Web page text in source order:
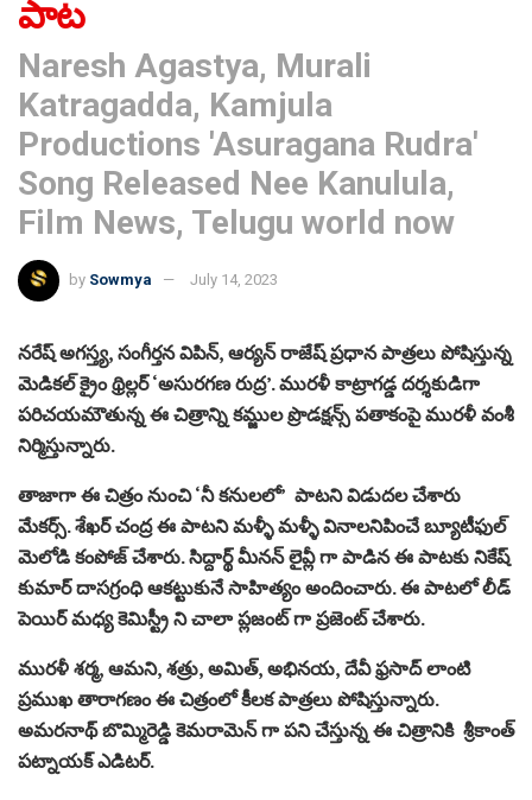
పాట
Naresh Agastya, Murali
Katragadda, Kamjula
Productions 'Asuragana Rudra'
Song Released Nee Kanulula,
Film News, Telugu world now
by Sowmya July 14, 2023
నరేష్‌ అగస్త్య, సంగీర్తన విపిన్‌, ఆర్యన్‌ రాజేష్‌ ప్రధాన పాత్రలు పోషిస్తున్న
మెడిక‌ల్ క్రైం థ్రిల్లర్ ‘అసురగణ రుద్ర’. మురళీ కాట్రాగడ్డ దర్శకుడిగా
పరిచయమౌతున్న ఈ చిత్రాన్ని కమ్జుల ప్రొడక్షన్స్‌ పతాకంపై మురళీ వంశీ
నిర్మిస్తున్నారు.
తాజాగా ఈ చిత్రం నుంచి ‘నీ కనులలో’ పాటని విడుదల చేశారు
మేకర్స్. శేఖర్ చంద్ర ఈ పాటని మళ్ళీ మళ్ళీ వినాలనిపించే బ్యూటీఫుల్
మెలోడి కంపోజ్ చేశారు. సిద్దార్థ్ మీనన్ లైవ్లీ గా పాడిన ఈ పాటకు నికేష్
కుమార్ దాసగ్రంధి ఆకట్టుకునే సాహిత్యం అందించారు. ఈ పాటలో లీడ్
పెయిర్ మధ్య కెమిస్ట్రీ ని చాలా ప్లజంట్ గా ప్రజెంట్ చేశారు.
మురళీ శ‌ర్మ, ఆమ‌ని, శ‌త్రు, అమిత్‌, అభిన‌య‌, దేవీ ఫ్రసాద్ లాంటి
ప్రముఖ తారాగణం ఈ చిత్రంలో కీలక పాత్రలు పోషిస్తున్నారు.
అమ‌ర‌నాథ్ బొమ్మిరెడ్డి కెమరామెన్ గా పని చేస్తున్న ఈ చిత్రానికి శ్రీ‌కాంత్
ప‌ట్నాయ‌క్‌ ఎడిటర్.